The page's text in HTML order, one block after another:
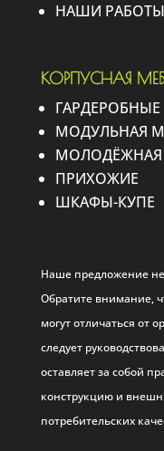
НАШИ РАБОТЫ
КОРПУСНАЯ
ГАРДЕРОБНЫЕ
МОДУЛЬНАЯ
МОЛОДЁЖНАЯ
ПРИХОЖИЕ
ШКАФЫ-КУПЕ
Наше предложение
Обратите внимание,
могут отличаться от
следует
оставляет за собой
конструкцию и
потребительских